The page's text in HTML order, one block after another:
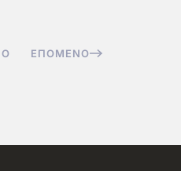
ΕΠΌΜΕΝΟ